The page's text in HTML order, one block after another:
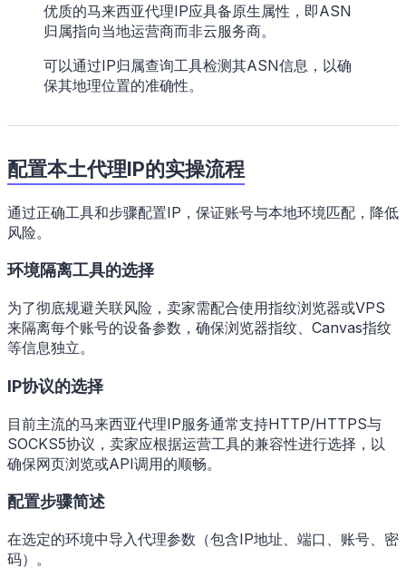
优质的马来西亚代理IP应具备原生属性，即ASN
归属指向当地运营商而非云服务商。
可以通过IP归属查询工具检测其ASN信息，以确
保其地理位置的准确性。
配置本土代理IP的实操流程
通过正确工具和步骤配置IP，保证账号与本地环境匹配，降低
风险。
环境隔离工具的选择
为了彻底规避关联风险，卖家需配合使用指纹浏览器或VPS
来隔离每个账号的设备参数，确保浏览器指纹、Canvas指纹
等信息独立。
IP协议的选择
目前主流的马来西亚代理IP服务通常支持HTTP/HTTPS与
SOCKS5协议，卖家应根据运营工具的兼容性进行选择，以
确保网页浏览或API调用的顺畅。
配置步骤简述
在选定的环境中导入代理参数（包含IP地址、端口、账号、密
码）。